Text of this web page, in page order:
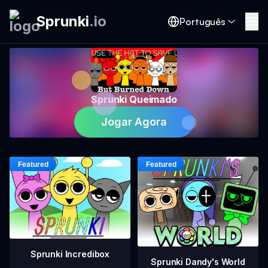
Sprunki.io Português
Sprunki Queimado
Jogar Agora
Sprunki Incredibox
Sprunki Dandy's World